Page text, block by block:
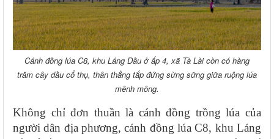
Cánh đồng lúa C8, khu Láng Dầu ở ấp 4, xã Tà Lài còn có hàng
trăm cây dầu cổ thụ, thân thẳng tắp đứng sừng sững giữa ruộng lúa
mênh mông.
Không chỉ đơn thuần là cánh đồng trồng lúa của
người dân địa phương, cánh đồng lúa C8, khu Láng